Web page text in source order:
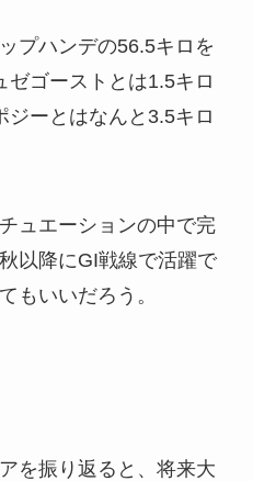
プハンデの56.5キロを
ゴーストとは1.5キロ
ジーとはなんと3.5キロ
ュエーションの中で完
以降にGI戦線で活躍で
もいいだろう。
を振り返ると、将来大